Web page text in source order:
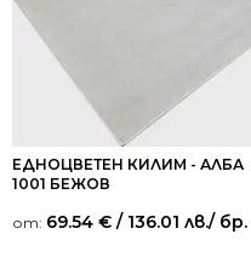
ЕДНОЦВЕТЕН КИЛИМ - АЛБА
1001 БЕЖОВ
от: 69.54 € / 136.01 лв./ бр.